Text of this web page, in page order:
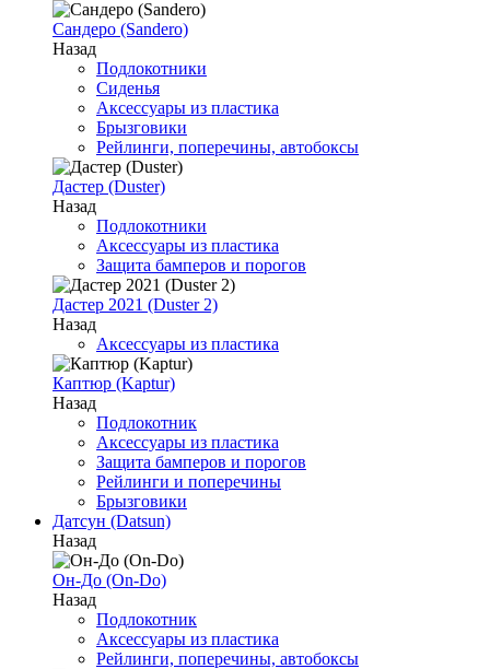
Сандеро (Sandero)
Назад
Подлокотники
Сиденья
Аксессуары из пластика
Брызговики
Рейлинги, поперечины, автобоксы
Дастер (Duster)
Назад
Подлокотники
Аксессуары из пластика
Защита бамперов и порогов
Дастер 2021 (Duster 2)
Назад
Аксессуары из пластика
Каптюр (Kaptur)
Назад
Подлокотник
Аксессуары из пластика
Защита бамперов и порогов
Рейлинги и поперечины
Брызговики
Датсун (Datsun)
Назад
Он-До (On-Do)
Назад
Подлокотник
Аксессуары из пластика
Рейлинги, поперечины, автобоксы